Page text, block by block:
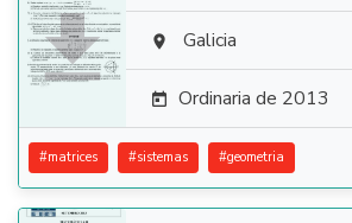
  Galicia
 Ordinaria de 2013
#matrices #sistemas #geometria